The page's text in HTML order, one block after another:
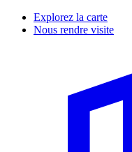
Explorez la carte
Nous rendre visite